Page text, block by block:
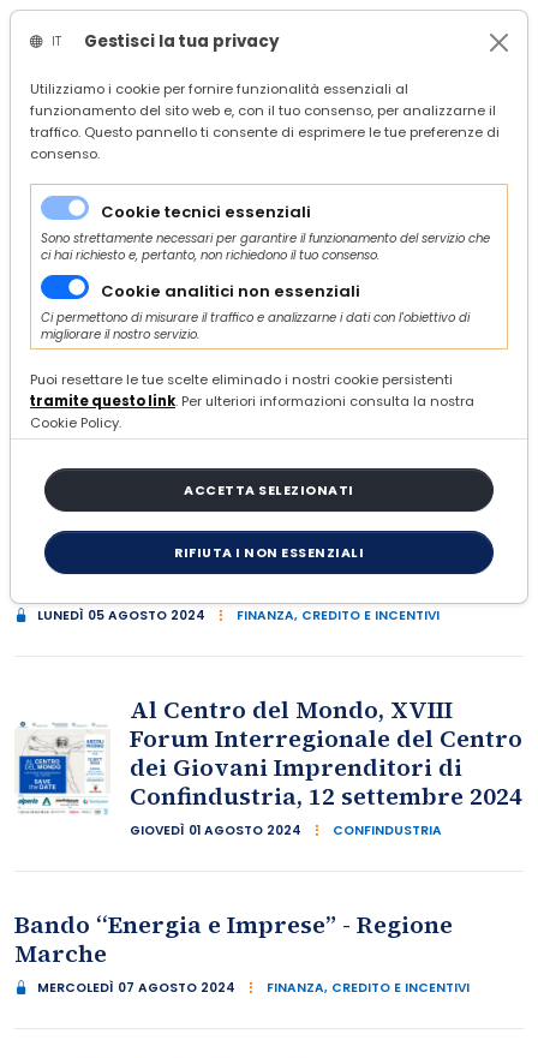
/ Confindustria Ascoli Piceno
/ search
/
7 ARTICOLI
ORDINA E FILTRA
“Piano Transizione 5.0” - Apertura
Sportello: ore 12:00 del 7 agosto 2024
“Potenziamento mercati africani”: nuovo
strumento Simest
LUNEDÌ 05 AGOSTO 2024 FINANZA, CREDITO E INCENTIVI
Al Centro del Mondo, XVIII
Forum Interregionale del Centro
dei Giovani Imprenditori di
Confindustria, 12 settembre 2024
GIOVEDÌ 01 AGOSTO 2024 CONFINDUSTRIA
Bando “Energia e Imprese” - Regione
Marche
MERCOLEDÌ 07 AGOSTO 2024 FINANZA, CREDITO E INCENTIVI
IT Gestisci la tua privacy
Utilizziamo i cookie per fornire funzionalità essenziali al
funzionamento del sito web e, con il tuo consenso, per analizzarne il
traffico. Questo pannello ti consente di esprimere le tue preferenze di
consenso.
Cookie tecnici essenziali
Sono strettamente necessari per garantire il funzionamento del servizio che
ci hai richiesto e, pertanto, non richiedono il tuo consenso.
Cookie analitici non essenziali
Ci permettono di misurare il traffico e analizzarne i dati con l'obiettivo di
migliorare il nostro servizio.
Puoi resettare le tue scelte eliminado i nostri cookie persistenti
tramite questo link. Per ulteriori informazioni consulta la nostra
Cookie Policy.
ACCETTA SELEZIONATI
RIFIUTA I NON ESSENZIALI